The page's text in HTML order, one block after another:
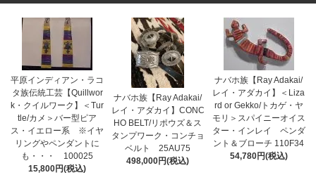
平原インディアン・ラコ
タ族伝統工芸【Quillwor
k・クイルワーク】＜Tur
tle/カメ＞バー型ピア
ス・イエロー系 ※イヤ
リングやペンダントに
も・・・ 100025
15,800円(税込)
ナバホ族【Ray Adakai/
レイ・アダカイ】CONC
HO BELT/リポウズ＆ス
タンプワーク・コンチョ
ベルト 25AU75
498,000円(税込)
ナバホ族【Ray Adakai/
レイ・アダカイ】＜Liza
rd or Gekko/トカゲ・ヤ
モリ＞スパイニーオイス
ター・インレイ ペンダ
ント＆ブローチ 110F34
54,780円(税込)